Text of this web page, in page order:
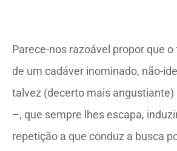
Parece-nos razoável propor que
de um cadáver inominado, não-
talvez (decerto mais angustiante)
–, que sempre lhes escapa,
repetição a que conduz a busca